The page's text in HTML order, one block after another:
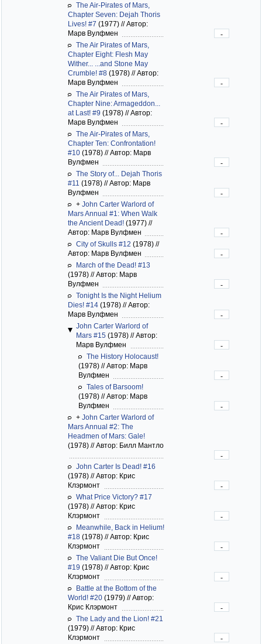
The Air-Pirates of Mars,
Chapter Seven: Dejah Thoris
Lives! #7 (1977) //Автор:
Марв Вулфмен
-
The Air Pirates of Mars,
Chapter Eight: Flesh May
Wither... ...and Stone May
Crumble! #8 (1978) //Автор:
Марв Вулфмен
-
The Air Pirates of Mars,
Chapter Nine: Armageddon...
at Last! #9 (1978) //Автор:
Марв Вулфмен
-
The Air-Pirates of Mars,
Chapter Ten: Confrontation!
#10 (1978) //Автор: Марв
Вулфмен
-
The Story of... Dejah Thoris
#11 (1978) //Автор: Марв
Вулфмен
-
+ John Carter Warlord of
Mars Annual #1: When Walk
the Ancient Dead! (1977) //
Автор: Марв Вулфмен
-
City of Skulls #12 (1978) //
Автор: Марв Вулфмен
-
March of the Dead! #13
(1978) //Автор: Марв
Вулфмен
-
Tonight Is the Night Helium
Dies! #14 (1978) //Автор:
Марв Вулфмен
-
John Carter Warlord of
Mars #15 (1978) //Автор:
Марв Вулфмен
-
The History Holocaust!
(1978) //Автор: Марв
Вулфмен
-
Tales of Barsoom!
(1978) //Автор: Марв
Вулфмен
-
+ John Carter Warlord of
Mars Annual #2: The
Headmen of Mars: Gale!
(1978) //Автор: Билл Мантло
-
John Carter Is Dead! #16
(1978) //Автор: Крис
Клэрмонт
-
What Price Victory? #17
(1978) //Автор: Крис
Клэрмонт
-
Meanwhile, Back in Helium!
#18 (1978) //Автор: Крис
Клэрмонт
-
The Valiant Die But Once!
#19 (1978) //Автор: Крис
Клэрмонт
-
Battle at the Bottom of the
World! #20 (1979) //Автор:
Крис Клэрмонт
-
The Lady and the Lion! #21
(1979) //Автор: Крис
Клэрмонт
-